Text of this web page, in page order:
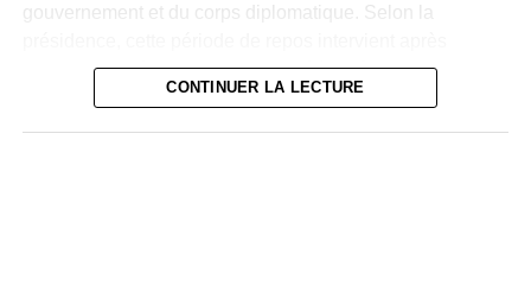
gouvernement et du corps diplomatique. Selon la
plusieurs années d’intense activité à la tête du pays et
précède la poursuite des réformes engagées.
CONTINUER LA LECTURE